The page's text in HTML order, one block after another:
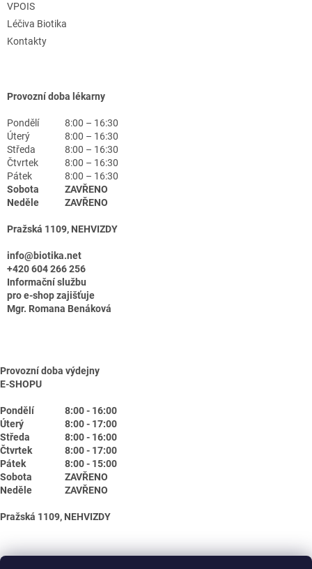
VPOIS
Léčiva Biotika
Kontakty
Provozní doba lékarny
Pondělí
8:00 – 16:30
Úterý
8:00 – 16:30
Středa
8:00 – 16:30
Čtvrtek
8:00 – 16:30
Pátek
8:00 – 16:30
Sobota
ZAVŘENO
Neděle
ZAVŘENO
Pražská 1109, NEHVIZDY
info@biotika.net
+420 604 266 256
Informační službu
pro e-shop zajišťuje
Mgr. Romana Benáková
Provozní doba výdejny
E-SHOPU
Pondělí
8:00 - 16:00
Úterý
8:00 - 17:00
Středa
8:00 - 16:00
Čtvrtek
8:00 - 17:00
Pátek
8:00 - 15:00
Sobota
ZAVŘENO
Neděle
ZAVŘENO
Pražská 1109, NEHVIZDY